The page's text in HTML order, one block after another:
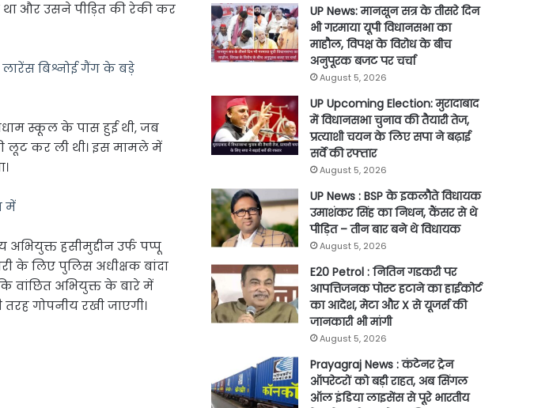
और उसने पीड़ित की रेकी कर
बिश्नोई गैंग के बड़े
स्कूल के पास हुई थी, जब
लूट कर ली थी। इस मामले में
में
हसीमुद्दीन उर्फ पप्पू
के लिए पुलिस अधीक्षक बांदा
वांछित अभियुक्त के बारे में
गोपनीय रखी जाएगी।
UP News: मानसून सत्र के तीसरे दिन
भी गरमाया यूपी विधानसभा का
माहौल, विपक्ष के विरोध के बीच
अनुपूरक बजट पर चर्चा
August 5, 2026
UP Upcoming Election: मुरादाबाद
में विधानसभा चुनाव की तैयारी तेज,
प्रत्याशी चयन के लिए सपा ने बढ़ाई
सर्वे की रफ्तार
August 5, 2026
UP News : BSP के इकलौते विधायक
उमाशंकर सिंह का निधन, कैंसर से थे
पीड़ित – तीन बार बने थे विधायक
August 5, 2026
E20 Petrol : नितिन गडकरी पर
आपत्तिजनक पोस्ट हटाने का हाईकोर्ट
का आदेश, मेटा और X से यूजर्स की
जानकारी भी मांगी
August 5, 2026
Prayagraj News : कंटेनर ट्रेन
ऑपरेटरों को बड़ी राहत, अब सिंगल
ऑल इंडिया लाइसेंस से पूरे भारतीय